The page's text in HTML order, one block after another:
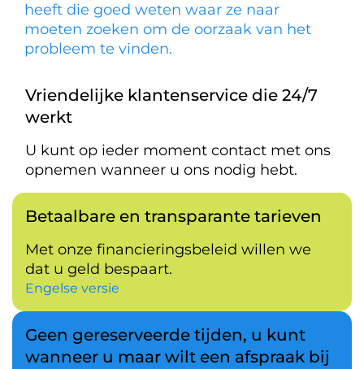
heeft die goed weten waar ze naar
moeten zoeken om de oorzaak van het
probleem te vinden.
Vriendelijke klantenservice die 24/7
werkt
U kunt op ieder moment contact met ons
opnemen wanneer u ons nodig hebt.
Betaalbare en transparante tarieven
Met onze financieringsbeleid willen we
dat u geld bespaart.
Engelse versie
Geen gereserveerde tijden, u kunt
wanneer u maar wilt een afspraak bij